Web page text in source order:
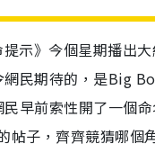
示》今個星期播出
網民期待的，是Big
早前索性開了一個
帖子，齊齊競猜哪個